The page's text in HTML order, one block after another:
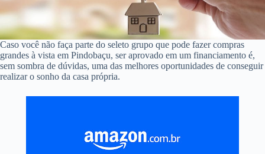
Caso você não faça parte do seleto grupo que pode fazer compras
grandes à vista em Pindobaçu, ser aprovado em um financiamento é,
sem sombra de dúvidas, uma das melhores oportunidades de conseguir
realizar o sonho da casa própria.